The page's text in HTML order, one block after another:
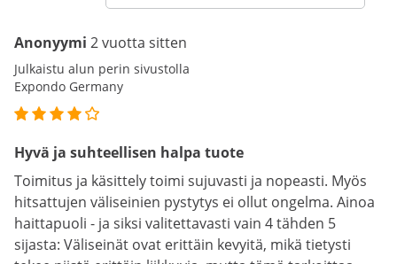
Anonyymi 2 vuotta sitten
Julkaistu alun perin sivustolla
Expondo Germany
Hyvä ja suhteellisen halpa tuote
Toimitus ja käsittely toimi sujuvasti ja nopeasti. Myös
hitsattujen väliseinien pystytys ei ollut ongelma. Ainoa
haittapuoli - ja siksi valitettavasti vain 4 tähden 5
sijasta: Väliseinät ovat erittäin kevyitä, mikä tietysti